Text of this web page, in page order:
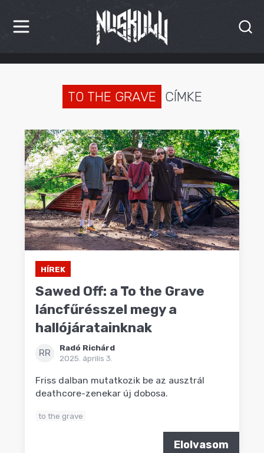
HÍREK
INTERJÚK
PREMIEREK
KULT
MÁSVILÁG
TO THE GRAVE CÍMKE
HÍREK
Sawed Off: a To the Grave
láncfűrésszel megy a
hallójáratainknak
RR
Radó Richárd
2025. április 3.
Friss dalban mutatkozik be az ausztrál
deathcore-zenekar új dobosa.
to the grave
Elolvasom